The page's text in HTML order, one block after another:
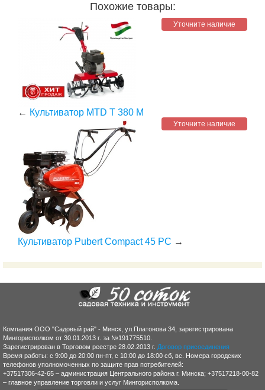
Похожие товары:
Уточните наличие
← Культиватор MTD T 380 M
Уточните наличие
Культиватор Pubert Compact 45 PC →
Компания ООО "Садовый рай" - Минск, ул.Платонова 34, зарегистрирована
Мингорисполком от 30.01.2013 г. за №191775510.
Зарегистрирован в Торговом реестре 28.02.2013 г. Договор присоединения
Время работы: с 9:00 до 20:00 пн-пт, с 10:00 до 18:00 сб, вс. Номера городских
телефонов уполномоченных по защите прав потребителей:
+37517306-42-65 – администрация Центрального района г. Минска; +37517218-00-82
– главное управление торговли и услуг Мингорисполкома.